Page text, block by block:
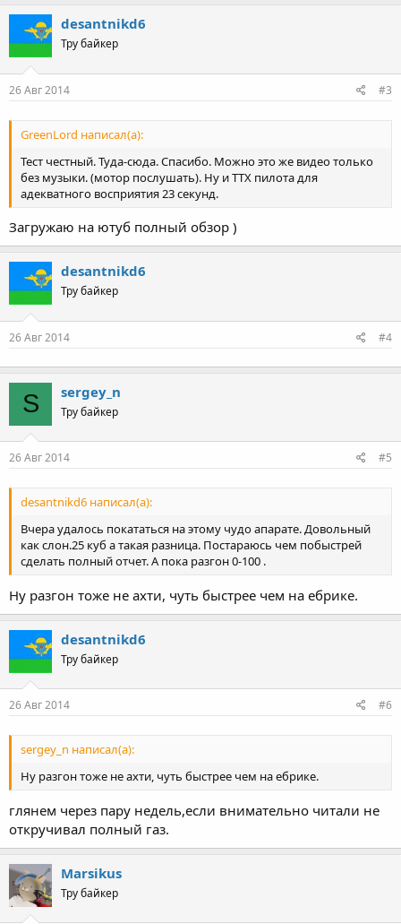
desantnikd6
Тру байкер
26 Авг 2014 #3
GreenLord написал(а):
Тест честный. Туда-сюда. Спасибо. Можно это же видео только
без музыки. (мотор послушать). Ну и ТТХ пилота для
адекватного восприятия 23 секунд.
Загружаю на ютуб полный обзор )
desantnikd6
Тру байкер
26 Авг 2014 #4
S sergey_n
Тру байкер
26 Авг 2014 #5
desantnikd6 написал(а):
Вчера удалось покататься на этому чудо апарате. Довольный
как слон.25 куб а такая разница. Постараюсь чем побыстрей
сделать полный отчет. А пока разгон 0-100 .
Ну разгон тоже не ахти, чуть быстрее чем на ебрике.
desantnikd6
Тру байкер
26 Авг 2014 #6
sergey_n написал(а):
Ну разгон тоже не ахти, чуть быстрее чем на ебрике.
глянем через пару недель,если внимательно читали не
откручивал полный газ.
Marsikus
Тру байкер